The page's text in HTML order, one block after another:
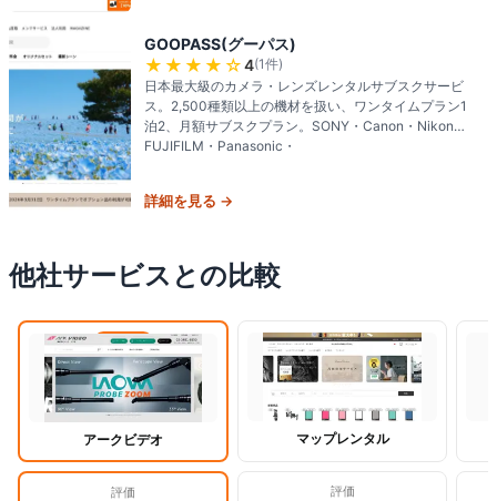
GOOPASS(グーパス)
★★★★ ☆4(1件)
日本最大級のカメラ・レンズレンタルサブスクサービ
ス。2,500種類以上の機材を扱い、ワンタイムプラン1
泊2、月額サブスクプラン。SONY・Canon・Nikon・
FUJIFILM・Panasonic・
詳細を見る →
他社サービスとの比較
閲覧中
アークビデオ マップレンタル
評価 評価